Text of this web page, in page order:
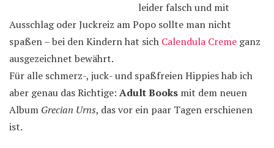
leider falsch und mit
Ausschlag oder Juckreiz am Popo sollte man nicht
spaßen – bei den Kindern hat sich Calendula Creme ganz
ausgezeichnet bewährt.
Für alle schmerz-, juck- und spaßfreien Hippies hab ich
aber genau das Richtige: Adult Books mit dem neuen
Album Grecian Urns, das vor ein paar Tagen erschienen
ist.